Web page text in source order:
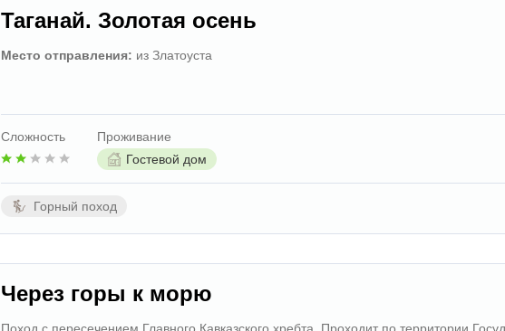
Таганай. Золотая осень
Место отправления: из Златоуста
Сложность
Проживание
Гостевой дом
Горный поход
Через горы к морю
Поход с пересечением Главного Кавказского хребта. Проходит по территории